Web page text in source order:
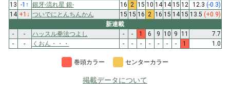
13 -1 ↑ 銀牙-流れ星 銀- 16 2 15 10 14 14 15 12 12.3 (-0.3)
14 +1 ↓ ついでにとんちんかん 15 15 16 2 16 15 14 15 13.5 (+0.9)
新連載
-
- ハッスル拳法つよし - - 1 6 9 10 9 11
7.7
-
- くおん・・・ - - - - - - - 1 1.0
巻頭カラー センターカラー
掲載データについて